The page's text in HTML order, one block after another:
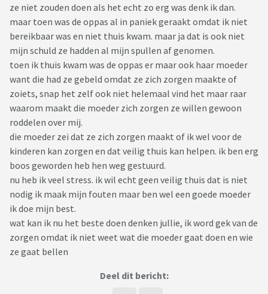
ze niet zouden doen als het echt zo erg was denk ik dan.
maar toen was de oppas al in paniek geraakt omdat ik niet
bereikbaar was en niet thuis kwam. maar ja dat is ook niet
mijn schuld ze hadden al mijn spullen af genomen.
toen ik thuis kwam was de oppas er maar ook haar moeder
want die had ze gebeld omdat ze zich zorgen maakte of
zoiets, snap het zelf ook niet helemaal vind het maar raar
waarom maakt die moeder zich zorgen ze willen gewoon
roddelen over mij.
die moeder zei dat ze zich zorgen maakt of ik wel voor de
kinderen kan zorgen en dat veilig thuis kan helpen. ik ben erg
boos geworden heb hen weg gestuurd.
nu heb ik veel stress. ik wil echt geen veilig thuis dat is niet
nodig ik maak mijn fouten maar ben wel een goede moeder
ik doe mijn best.
wat kan ik nu het beste doen denken jullie, ik word gek van de
zorgen omdat ik niet weet wat die moeder gaat doen en wie
ze gaat bellen
Deel dit bericht: